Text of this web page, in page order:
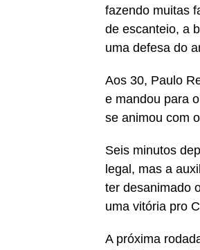
fazendo muitas
de escanteio, a
uma defesa do
Aos 30, Paulo
e mandou para
se animou com
Seis minutos
legal, mas a
ter desanimado
uma vitória pro
A próxima